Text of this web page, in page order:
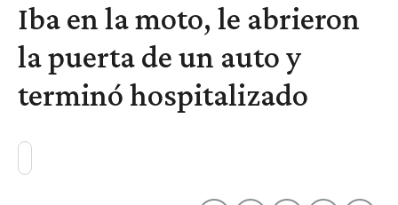
Iba en la moto, le abrieron
la puerta de un auto y
terminó hospitalizado